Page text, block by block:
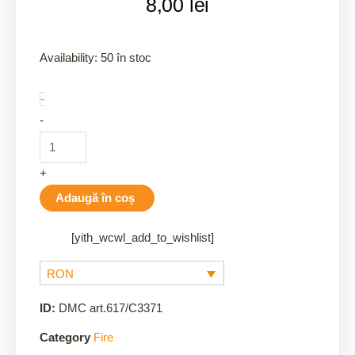
8,00 lei
Availability: 50 în stoc
-
C3371
-
+
Adaugă în coș
[yith_wcwl_add_to_wishlist]
RON
ID: DMC art.617/C3371
Category Fire